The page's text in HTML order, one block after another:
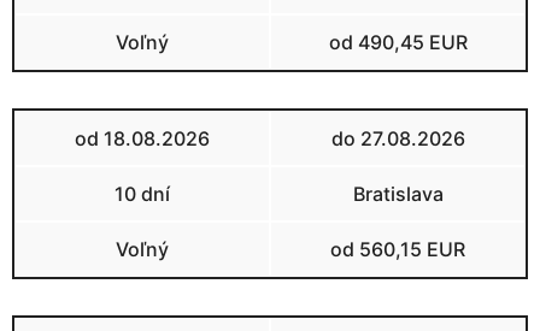
Voľný od 490,45 EUR
od 18.08.2026 do 27.08.2026
10 dní Bratislava
Voľný od 560,15 EUR